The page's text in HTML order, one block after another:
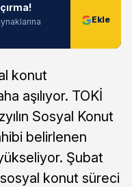
konut
aşılıyor. TOKİ
Sosyal Konut
belirlenen
Şubat
konut süreci